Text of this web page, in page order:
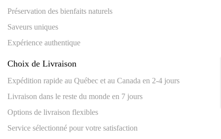
Préservation des bienfaits naturels
Saveurs uniques
Expérience authentique
Choix de Livraison
Expédition rapide au Québec et au Canada en 2-4 jours
Livraison dans le reste du monde en 7 jours
Options de livraison flexibles
Service sélectionné pour votre satisfaction